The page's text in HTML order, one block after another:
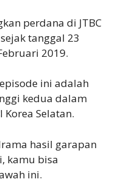
perdana di JTBC
tanggal 23
2019.
ini adalah
kedua dalam
Selatan.
hasil garapan
kamu bisa
ini.